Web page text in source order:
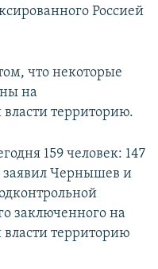
Россией
что некоторые
на
территорию.
159 человек: 147
заявил Чернышев и
заключенного на
территорию